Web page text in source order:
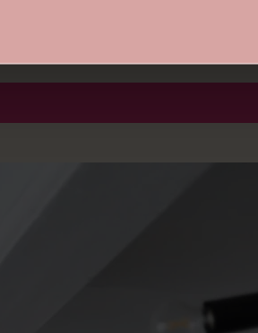
van de juiste keuze of om je